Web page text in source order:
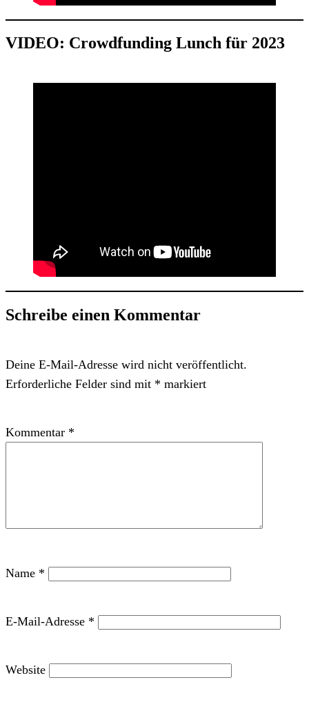
VIDEO: Crowdfunding Lunch für 2023
Schreibe einen Kommentar
Deine E-Mail-Adresse wird nicht veröffentlicht.
Erforderliche Felder sind mit * markiert
Kommentar *
Name *
E-Mail-Adresse *
Website